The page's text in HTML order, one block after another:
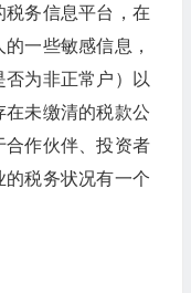
务信息平台，在
一些敏感信息，
为非正常户）以
在未缴清的税款公
合作伙伴、投资者
税务状况有一个